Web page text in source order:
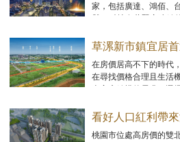
家，包括廣達、鴻佰、
視，並將成為各大科技
草漯新市鎮宜居
2025年第一季耀
在房價居高不下的時代
在尋找價格合理且生活
通設施，吸引了大量的
看好人口紅利帶
有店面投資效益高
桃園市位處高房價的雙